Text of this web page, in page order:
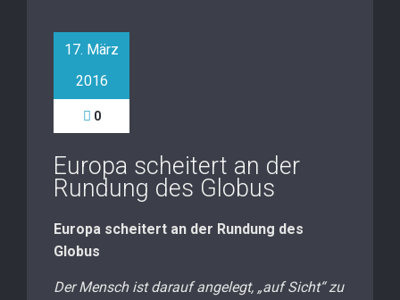
17. März
2016
0
Europa scheitert an der
Rundung des Globus
Europa scheitert an der Rundung des
Globus
Der Mensch ist darauf angelegt, „auf Sicht“ zu